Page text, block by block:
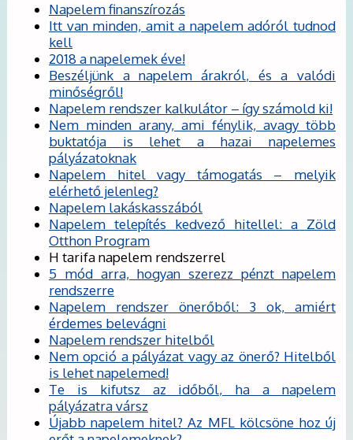
Napelem finanszírozás
Itt van minden, amit a napelem adóról tudnod
kell
2018 a napelemek éve!
Beszéljünk a napelem árakról, és a valódi
minőségről!
Napelem rendszer kalkulátor – így számold ki!
Nem minden arany, ami fénylik, avagy több
buktatója is lehet a hazai napelemes
pályázatoknak
Napelem hitel vagy támogatás – melyik
elérhető jelenleg?
Napelem lakáskasszából
Napelem telepítés kedvező hitellel: a Zöld
Otthon Program
H tarifa napelem rendszerrel
5 mód arra, hogyan szerezz pénzt napelem
rendszerre
Napelem rendszer önerőből: 3 ok, amiért
érdemes belevágni
Napelem rendszer hitelből
Nem opció a pályázat vagy az önerő? Hitelből
is lehet napelemed!
Te is kifutsz az időből, ha a napelem
pályázatra vársz
Újabb napelem hitel? Az MFL kölcsöne hoz új